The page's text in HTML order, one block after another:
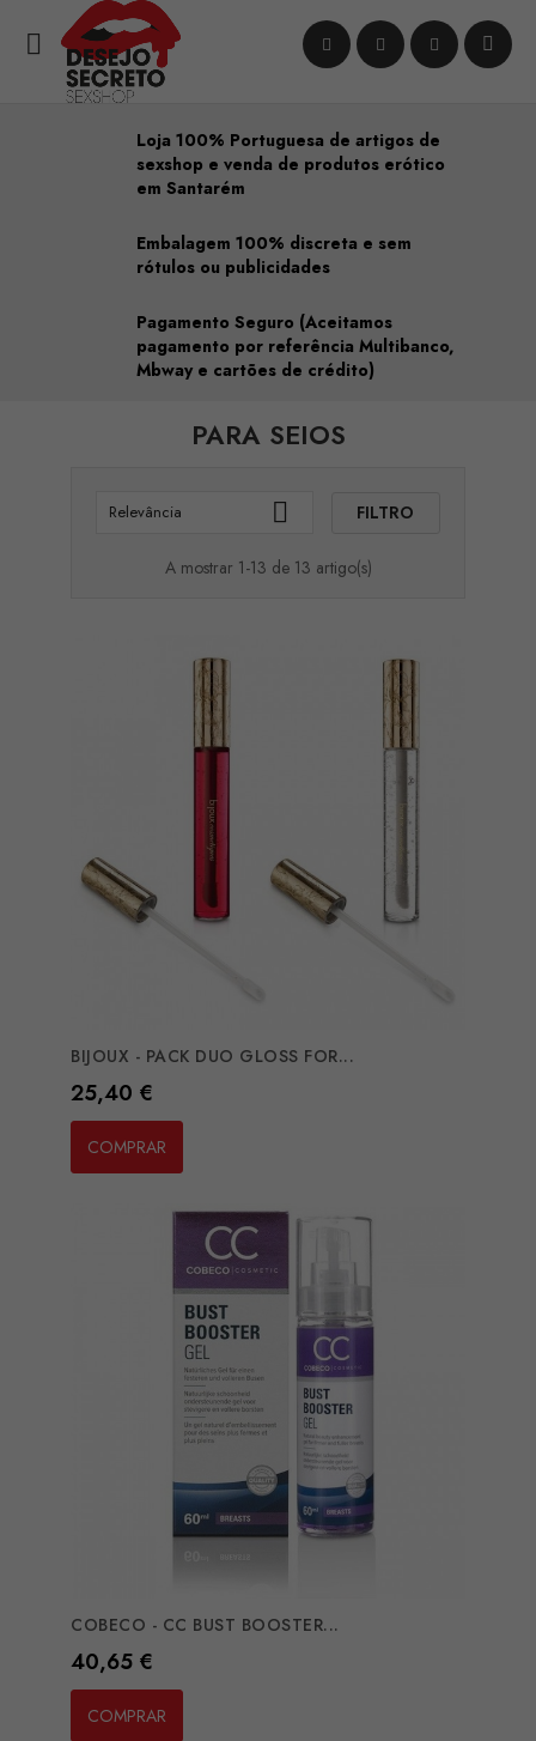

Loja 100% Portuguesa de artigos de
sexshop e venda de produtos erótico
em Santarém
Embalagem 100% discreta e sem
rótulos ou publicidades
Pagamento Seguro (Aceitamos
pagamento por referência Multibanco,
Mbway e cartões de crédito)
PARA SEIOS
Relevância  FILTRO
A mostrar 1-13 de 13 artigo(s)
BIJOUX - PACK DUO GLOSS FOR...
Preço
25,40 €
COMPRAR
COBECO - CC BUST BOOSTER...
Preço
40,65 €
COMPRAR